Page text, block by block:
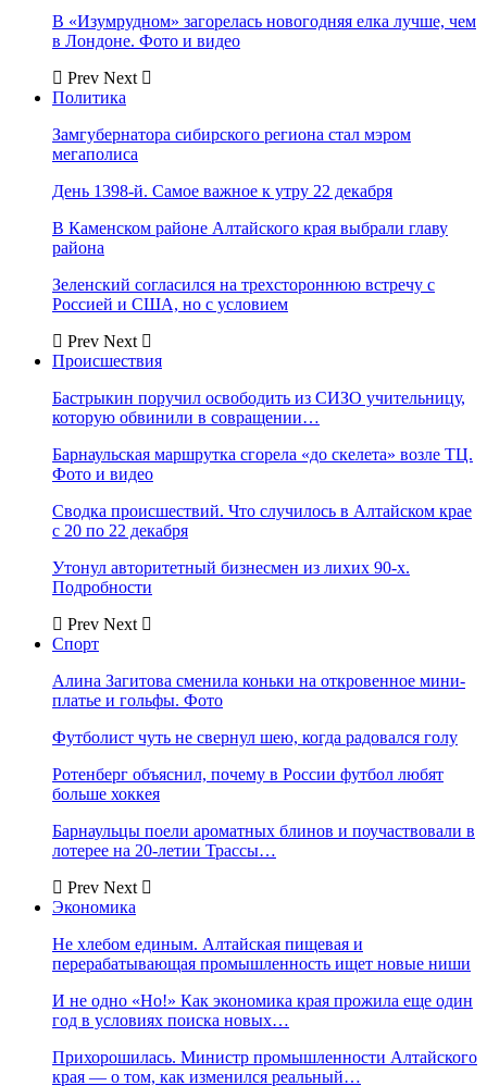
В «Изумрудном» загорелась новогодняя елка лучше, чем
в Лондоне. Фото и видео
Prev Next
Политика
Замгубернатора сибирского региона стал мэром
мегаполиса
День 1398-й. Самое важное к утру 22 декабря
В Каменском районе Алтайского края выбрали главу
района
Зеленский согласился на трехстороннюю встречу с
Россией и США, но с условием
Prev Next
Происшествия
Бастрыкин поручил освободить из СИЗО учительницу,
которую обвинили в совращении…
Барнаульская маршрутка сгорела «до скелета» возле ТЦ.
Фото и видео
Сводка происшествий. Что случилось в Алтайском крае
с 20 по 22 декабря
Утонул авторитетный бизнесмен из лихих 90-х.
Подробности
Prev Next
Спорт
Алина Загитова сменила коньки на откровенное мини-
платье и гольфы. Фото
Футболист чуть не свернул шею, когда радовался голу
Ротенберг объяснил, почему в России футбол любят
больше хоккея
Барнаульцы поели ароматных блинов и поучаствовали в
лотерее на 20-летии Трассы…
Prev Next
Экономика
Не хлебом единым. Алтайская пищевая и
перерабатывающая промышленность ищет новые ниши
И не одно «Но!» Как экономика края прожила еще один
год в условиях поиска новых…
Прихорошилась. Министр промышленности Алтайского
края — о том, как изменился реальный…